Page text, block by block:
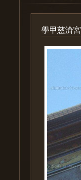
學甲慈濟宮